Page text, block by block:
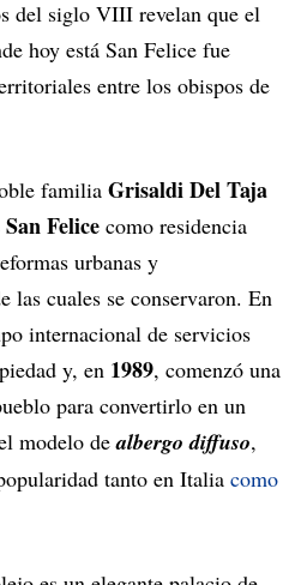
del siglo VIII revelan que el
hoy está San Felice fue
entre los obispos de
familia Grisaldi Del Taja
San Felice como residencia
urbanas y
las cuales se conservaron. En
internacional de servicios
y, en 1989, comenzó una
para convertirlo en un
modelo dealbergo diffuso,
tanto en Italia como